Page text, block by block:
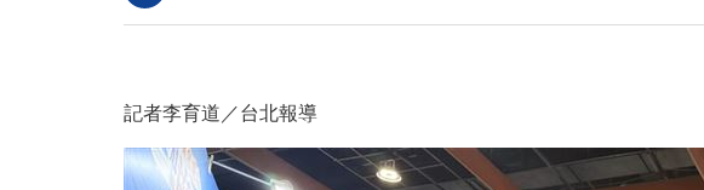
記者李育道／台北報導